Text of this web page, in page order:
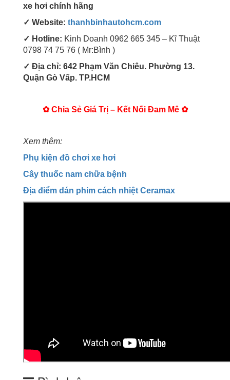
xe hơi chính hãng
✓ Website: thanhbinhautohcm.com
✓ Hotline: Kinh Doanh 0962 665 345 – Kĩ Thuật
0798 74 75 76 ( Mr:Bình )
✓ Địa chỉ: 642 Phạm Văn Chiêu. Phường 13.
Quận Gò Vấp. TP.HCM
✿ Chia Sẻ Giá Trị – Kết Nối Đam Mê ✿
Xem thêm:
Phụ kiện đồ chơi xe hơi
Cây thuốc nam chữa bệnh
Địa điểm dán phim cách nhiệt Ceramax